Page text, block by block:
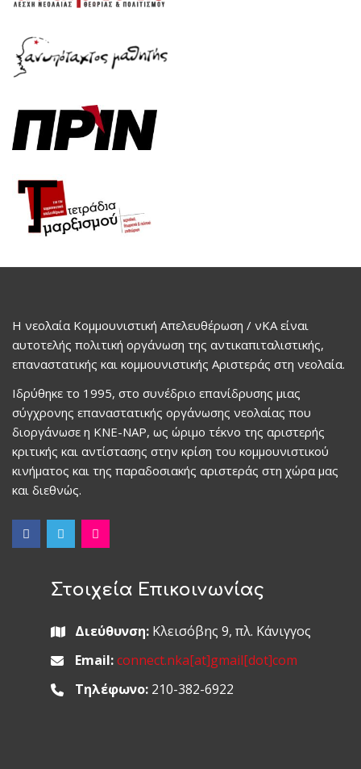
Η νεολαία Κομμουνιστική Απελευθέρωση / νΚΑ είναι
αυτοτελής πολιτική οργάνωση της αντικαπιταλιστικής,
επαναστατικής και κομμουνιστικής Αριστεράς στη νεολαία.
Ιδρύθηκε το 1995, στο συνέδριο επανίδρυσης μιας
σύγχρονης επαναστατικής οργάνωσης νεολαίας που
διοργάνωσε η ΚΝΕ-ΝΑΡ, ως ώριμο τέκνο της αριστερής
κριτικής και αντίστασης στην κρίση του κομμουνιστικού
κινήματος και της παραδοσιακής αριστεράς στη χώρα μας
και διεθνώς.
Στοιχεία Επικοινωνίας
Διεύθυνση:Κλεισόβης 9, πλ. Κάνιγγος
Email: connect.nka[at]gmail[dot]com
Τηλέφωνο:210-382-6922